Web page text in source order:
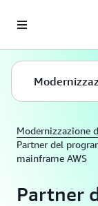
Modernizzazione
Partner del
mainframe AWS
Partner